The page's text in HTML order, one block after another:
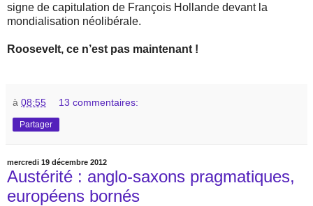
signe de capitulation de François Hollande devant la
mondialisation néolibérale.
Roosevelt, ce n’est pas maintenant !
à 08:55 13 commentaires:
Partager
mercredi 19 décembre 2012
Austérité : anglo-saxons pragmatiques,
européens bornés